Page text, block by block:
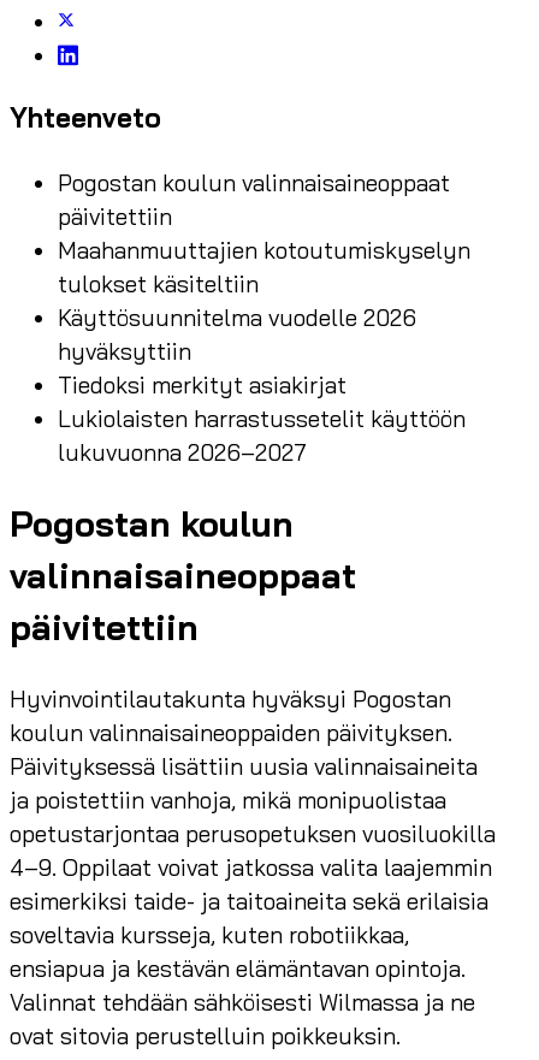
Yhteenveto
Pogostan koulun valinnaisaineoppaat
päivitettiin
Maahanmuuttajien kotoutumiskyselyn
tulokset käsiteltiin
Käyttösuunnitelma vuodelle 2026
hyväksyttiin
Tiedoksi merkityt asiakirjat
Lukiolaisten harrastussetelit käyttöön
lukuvuonna 2026–2027
Pogostan koulun
valinnaisaineoppaat
päivitettiin
Hyvinvointilautakunta hyväksyi Pogostan
koulun valinnaisaineoppaiden päivityksen.
Päivityksessä lisättiin uusia valinnaisaineita
ja poistettiin vanhoja, mikä monipuolistaa
opetustarjontaa perusopetuksen vuosiluokilla
4–9. Oppilaat voivat jatkossa valita laajemmin
esimerkiksi taide- ja taitoaineita sekä erilaisia
soveltavia kursseja, kuten robotiikkaa,
ensiapua ja kestävän elämäntavan opintoja.
Valinnat tehdään sähköisesti Wilmassa ja ne
ovat sitovia perustelluin poikkeuksin.